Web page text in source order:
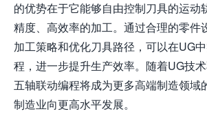
的优势在于它能够自由控制刀具的运动
精度、高效率的加工。通过合理的零件
加工策略和优化刀具路径，可以在UG
程，进一步提升生产效率。随着UG技术
五轴联动编程将成为更多高端制造领域
制造业向更高水平发展。